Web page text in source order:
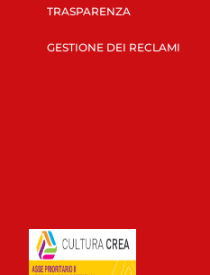
TRASPARENZA
GESTIONE DEI RECLAMI